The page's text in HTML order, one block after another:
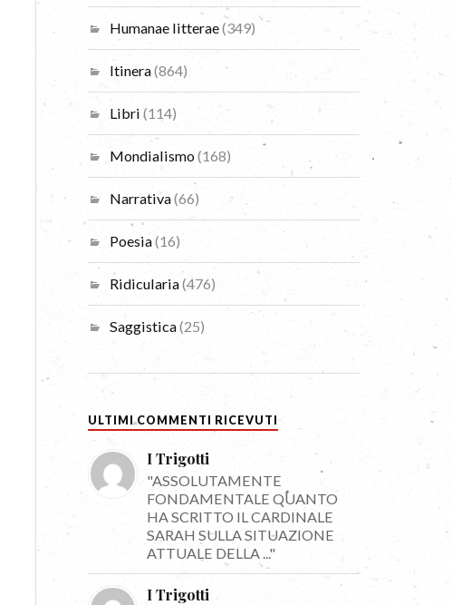
Humanae litterae(349)
Itinera(864)
Libri (114)
Mondialismo(168)
Narrativa(66)
Poesia(16)
Ridicularia(476)
Saggistica(25)
ULTIMI COMMENTI RICEVUTI
I Trigotti
"ASSOLUTAMENTE
FONDAMENTALE QUANTO
HA SCRITTO IL CARDINALE
SARAH SULLA SITUAZIONE
ATTUALE DELLA ..."
I Trigotti